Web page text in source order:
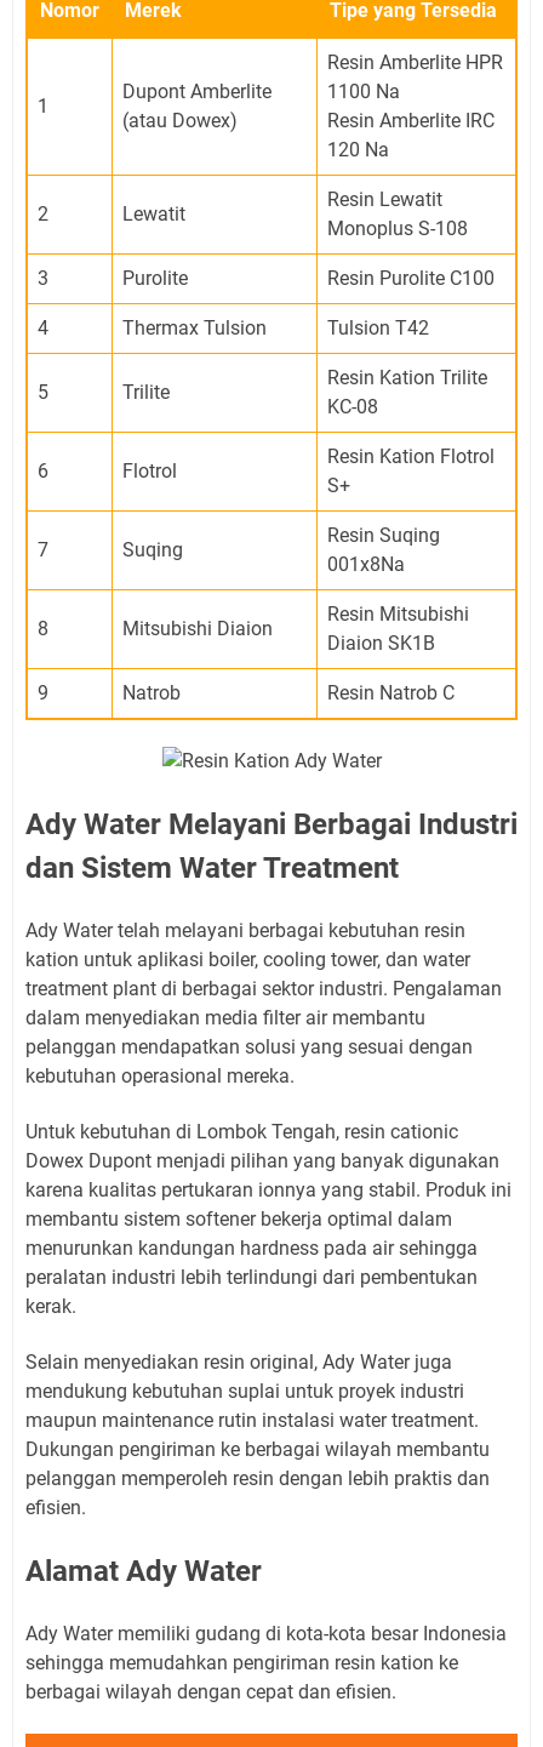
Nomor Merek Tipe yang Tersedia
1
Dupont Amberlite
(atau Dowex)
Resin Amberlite HPR
1100 Na
Resin Amberlite IRC
120 Na
2 Lewatit
Resin Lewatit
Monoplus S-108
3 Purolite Resin Purolite C100
4 Thermax Tulsion Tulsion T42
5 Trilite
Resin Kation Trilite
KC-08
6 Flotrol
Resin Kation Flotrol
S+
7 Suqing
Resin Suqing
001x8Na
8 Mitsubishi Diaion
Resin Mitsubishi
Diaion SK1B
9 Natrob Resin Natrob C
Ady Water Melayani Berbagai Industri
dan Sistem Water Treatment
Ady Water telah melayani berbagai kebutuhan resin
kation untuk aplikasi boiler, cooling tower, dan water
treatment plant di berbagai sektor industri. Pengalaman
dalam menyediakan media filter air membantu
pelanggan mendapatkan solusi yang sesuai dengan
kebutuhan operasional mereka.
Untuk kebutuhan di Lombok Tengah, resin cationic
Dowex Dupont menjadi pilihan yang banyak digunakan
karena kualitas pertukaran ionnya yang stabil. Produk ini
membantu sistem softener bekerja optimal dalam
menurunkan kandungan hardness pada air sehingga
peralatan industri lebih terlindungi dari pembentukan
kerak.
Selain menyediakan resin original, Ady Water juga
mendukung kebutuhan suplai untuk proyek industri
maupun maintenance rutin instalasi water treatment.
Dukungan pengiriman ke berbagai wilayah membantu
pelanggan memperoleh resin dengan lebih praktis dan
efisien.
Alamat Ady Water
Ady Water memiliki gudang di kota-kota besar Indonesia
sehingga memudahkan pengiriman resin kation ke
berbagai wilayah dengan cepat dan efisien.